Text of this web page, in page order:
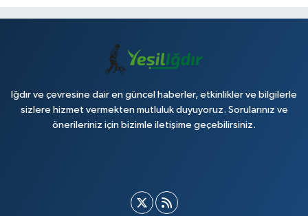
Iğdır ve çevresine dair en güncel haberler, etkinlikler ve bilgilerle
sizlere hizmet vermekten mutluluk duyuyoruz. Sorularınız ve
önerileriniz için bizimle iletişime geçebilirsiniz.